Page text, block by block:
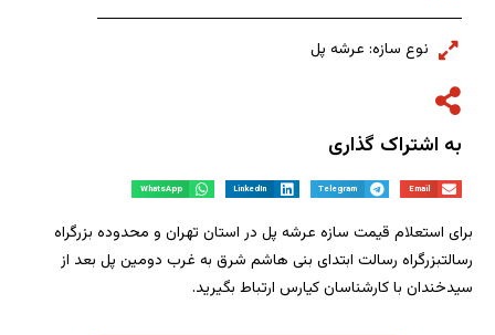
نوع سازه: عرشه پل
به اشتراک گذاری
Email
Telegram
LinkedIn
WhatsApp
برای استعلام قیمت سازه عرشه پل در استان تهران و محدوده بزرگراه
رسالتبزرگراه رسالت ابتدای بنی هاشم شرق به غرب دومین پل بعد از
سیدخندان با کارشناسان کیارس ارتباط بگیرید.